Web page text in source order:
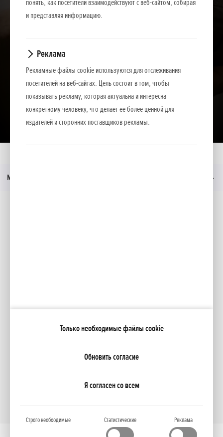
понять, как посетители взаимодействуют с веб-сайтом, собирая
и представляя информацию.
Реклама
Рекламные файлы cookie используются для отслеживания
посетителей на веб-сайтах. Цель состоит в том, чтобы
показывать рекламу, которая актуальна и интересна
конкретному человеку, что делает ее более ценной для
издателей и сторонних поставщиков рекламы.
Только необходимые файлы cookie
Обновить согласие
Я согласен со всем
Строго необходимые Статистические Реклама
Загрузить презентацию
Меню